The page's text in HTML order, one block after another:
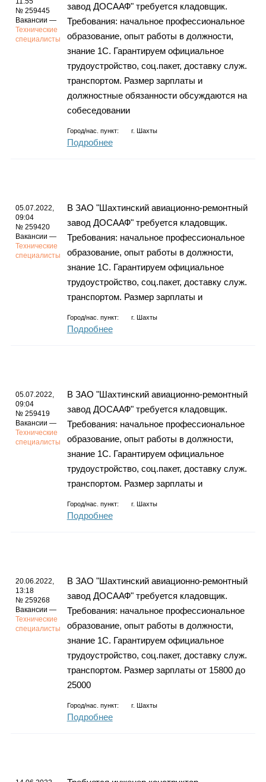
№ 259445
Вакансии —
Технические
специалисты
завод ДОСААФ" требуется кладовщик.
Требования: начальное профессиональное
образование, опыт работы в должности,
знание 1С. Гарантируем официальное
трудоустройство, соц.пакет, доставку служ.
транспортом. Размер зарплаты и
должностные обязанности обсуждаются на
собеседовании
Город/нас. пункт: г. Шахты
Подробнее
05.07.2022,
09:04
№ 259420
Вакансии —
Технические
специалисты
В ЗАО "Шахтинский авиационно-ремонтный
завод ДОСААФ" требуется кладовщик.
Требования: начальное профессиональное
образование, опыт работы в должности,
знание 1С. Гарантируем официальное
трудоустройство, соц.пакет, доставку служ.
транспортом. Размер зарплаты и
Город/нас. пункт: г. Шахты
Подробнее
05.07.2022,
09:04
№ 259419
Вакансии —
Технические
специалисты
В ЗАО "Шахтинский авиационно-ремонтный
завод ДОСААФ" требуется кладовщик.
Требования: начальное профессиональное
образование, опыт работы в должности,
знание 1С. Гарантируем официальное
трудоустройство, соц.пакет, доставку служ.
транспортом. Размер зарплаты и
Город/нас. пункт: г. Шахты
Подробнее
20.06.2022,
13:18
№ 259268
Вакансии —
Технические
специалисты
В ЗАО "Шахтинский авиационно-ремонтный
завод ДОСААФ" требуется кладовщик.
Требования: начальное профессиональное
образование, опыт работы в должности,
знание 1С. Гарантируем официальное
трудоустройство, соц.пакет, доставку служ.
транспортом. Размер зарплаты от 15800 до
25000
Город/нас. пункт: г. Шахты
Подробнее